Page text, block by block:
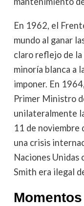
En 1962, el
mundo al ganar
claro reflejo de
minoría blanca a
imponer. En
Primer Ministro
unilateralmente
11 de noviembre
una crisis
Naciones Unidas
Smith era ilegal